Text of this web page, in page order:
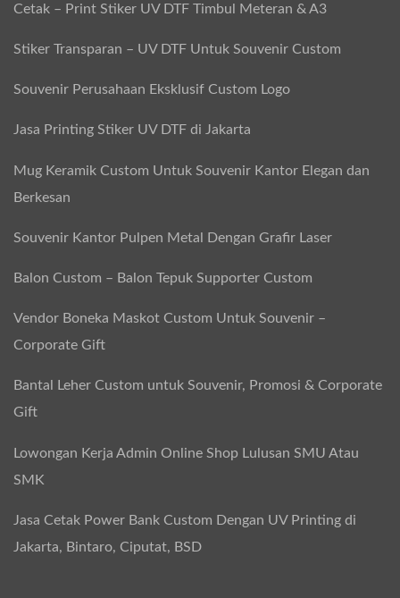
Cetak – Print Stiker UV DTF Timbul Meteran & A3
Stiker Transparan – UV DTF Untuk Souvenir Custom
Souvenir Perusahaan Eksklusif Custom Logo
Jasa Printing Stiker UV DTF di Jakarta
Mug Keramik Custom Untuk Souvenir Kantor Elegan dan
Berkesan
Souvenir Kantor Pulpen Metal Dengan Grafir Laser
Balon Custom – Balon Tepuk Supporter Custom
Vendor Boneka Maskot Custom Untuk Souvenir –
Corporate Gift
Bantal Leher Custom untuk Souvenir, Promosi & Corporate
Gift
Lowongan Kerja Admin Online Shop Lulusan SMU Atau
SMK
Jasa Cetak Power Bank Custom Dengan UV Printing di
Jakarta, Bintaro, Ciputat, BSD